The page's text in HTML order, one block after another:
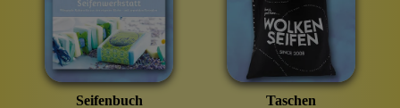
Seifenbuch Taschen